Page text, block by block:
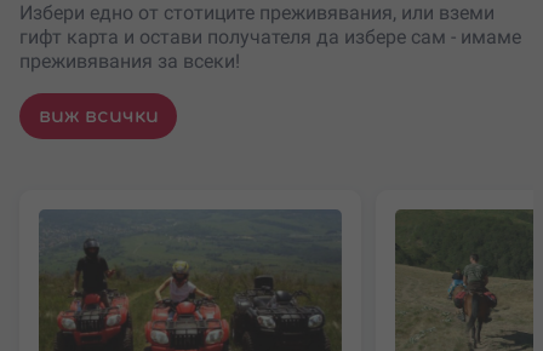
Избери едно от стотиците преживявания, или вземи
гифт карта и остави получателя да избере сам - имаме
преживявания за всеки!
виж всички